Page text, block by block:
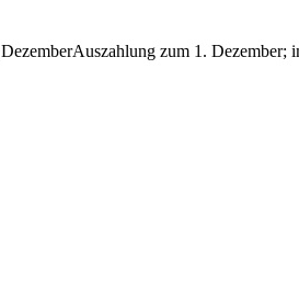
Auszahlung zum 1. Dezember;